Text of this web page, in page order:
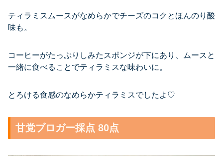
ティラミスムースがなめらかでチーズのコクとほんのり酸
味も。
コーヒーがたっぷりしみたスポンジが下にあり、ムースと
一緒に食べることでティラミスな味わいに。
とろける食感のなめらかティラミスでしたよ♡
甘党ブロガー採点 80点